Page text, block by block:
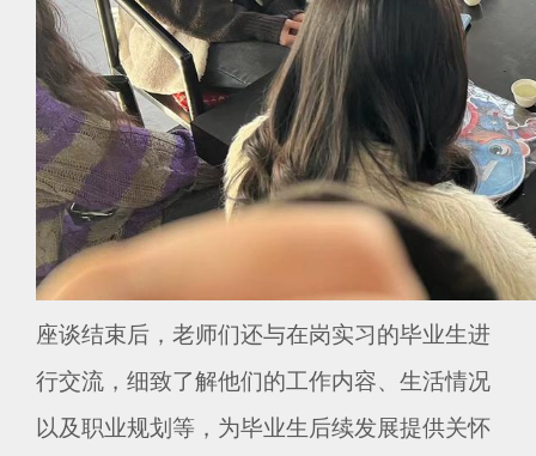
座谈结束后，老师们还与在岗实习的毕业生进
行交流，细致了解他们的工作内容、生活情况
以及职业规划等，为毕业生后续发展提供关怀